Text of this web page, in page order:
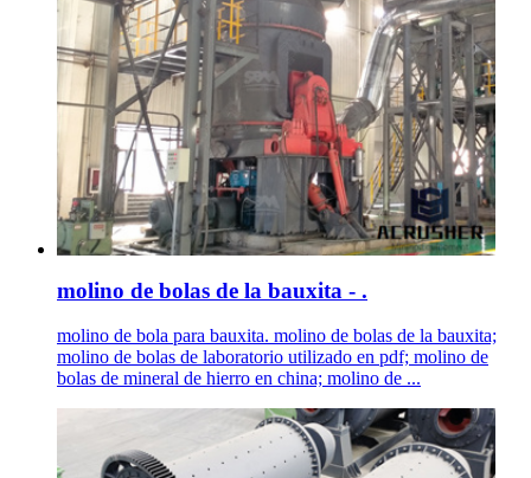
molino de bolas de la bauxita - .
molino de bola para bauxita. molino de bolas de la bauxita;
molino de bolas de laboratorio utilizado en pdf; molino de
bolas de mineral de hierro en china; molino de ...